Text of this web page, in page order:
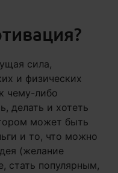
сила,
и физических
чему-либо
делать и хотеть
может быть
и то, что можно
(желание
стать популярным,